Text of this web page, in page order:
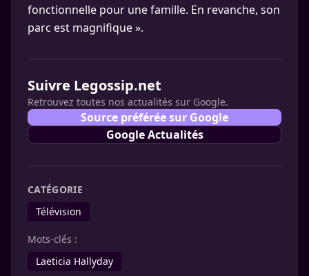
fonctionnelle pour une famille. En revanche, son
parc est magnifique ».
Suivre Legossip.net
Retrouvez toutes nos actualités sur Google.
Source préférée sur Google
Google Actualités
CATÉGORIE
Télévision
Mots-clés :
Laeticia Hallyday